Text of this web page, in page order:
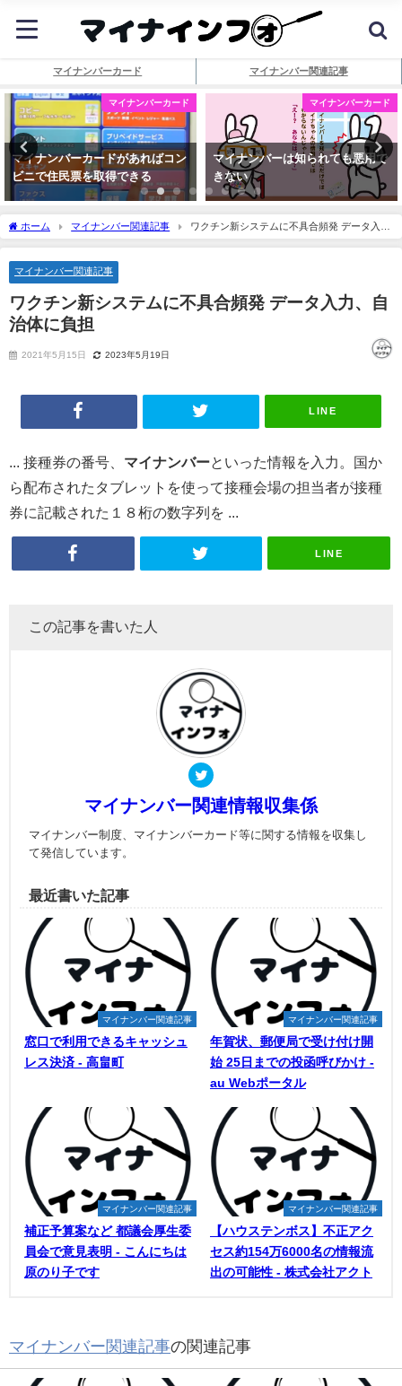
マイナンバーカード マイナンバー関連記事
マイナンバーカード
マイナンバーカードがあればコン
ビニで住民票を取得できる
マイナンバーカード
マイナンバーは知られても悪用で
きない
ホーム マイナンバー関連記事
ワクチン新システムに不具合頻発 データ入
力、自治体に負担
マイナンバー関連記事
ワクチン新システムに不具合頻発 データ入力、自
治体に負担
2021年5月15日 2023年5月19日
LINE
... 接種券の番号、 マイナンバーといった情報を入力。国か
ら配布されたタブレットを使って接種会場の担当者が接種
券に記載された１８桁の数字列を ...
LINE
この記事を書いた人
マイナンバー関連情報収集係
マイナンバー制度、マイナンバーカード等に関する情報を収集し
て発信しています。
最近書いた記事
マイナンバー関連記事
窓口で利用できるキャッシュ
レス決済 - 高畠町
マイナンバー関連記事
年賀状、郵便局で受け付け開
始 25日までの投函呼びかけ -
au Webポータル
マイナンバー関連記事
補正予算案など 都議会厚生委
員会で意見表明 - こんにちは
原のり子です
マイナンバー関連記事
【ハウステンボス】不正アク
セス約154万6000名の情報流
出の可能性 - 株式会社アクト
マイナンバー関連記事の関連記事